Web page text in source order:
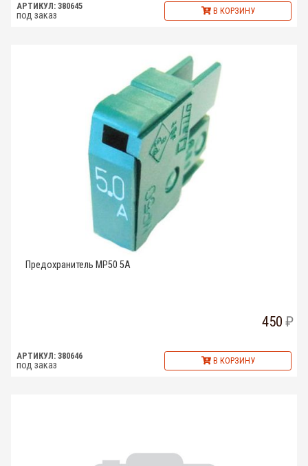
АРТИКУЛ: 380645
под заказ В КОРЗИНУ
Предохранитель MP50 5A
450
АРТИКУЛ: 380646
под заказ В КОРЗИНУ